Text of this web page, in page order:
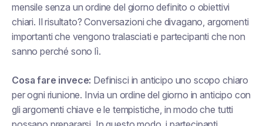
mensile senza un ordine del giorno definito o obiettivi
chiari. Il risultato? Conversazioni che divagano, argomenti
importanti che vengono tralasciati e partecipanti che non
sanno perché sono lì.
Cosa fare invece: Definisci in anticipo uno scopo chiaro
per ogni riunione. Invia un ordine del giorno in anticipo con
gli argomenti chiave e le tempistiche, in modo che tutti